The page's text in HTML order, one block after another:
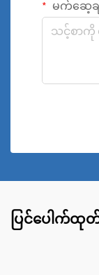
မက်ဆေ့ခ
ပြင်ပေါက်ထု